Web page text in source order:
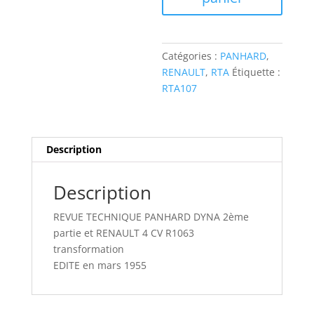
PANHARD
ET
RENAULT
4
CV
Catégories : PANHARD,
RENAULT, RTA Étiquette :
RTA107
Description
Description
REVUE TECHNIQUE PANHARD DYNA 2ème
partie et RENAULT 4 CV R1063
transformation
EDITE en mars 1955